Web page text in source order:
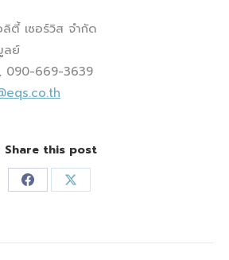
ตี้ เซอร์วิส จำกัด
ย์
090-669-3639
Share this post
Share
Facebook
Share
X